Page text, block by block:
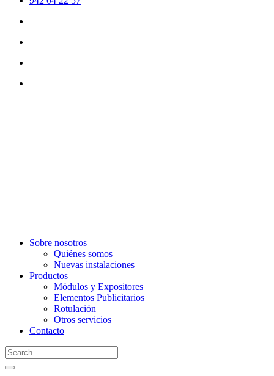
Sobre nosotros
Quiénes somos
Nuevas instalaciones
Productos
Módulos y Expositores
Elementos Publicitarios
Rotulación
Otros servicios
Contacto